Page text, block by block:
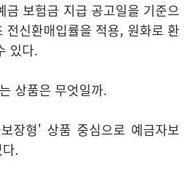
금 보험금 지급 공고일을 기준으
전신환매입률을 적용, 원화로 환
있다.
상품은 무엇일까.
장형' 상품 중심으로 예금자보
.